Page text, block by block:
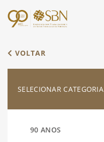
VOLTAR
SELECIONAR CATEGORIA
90 ANOS